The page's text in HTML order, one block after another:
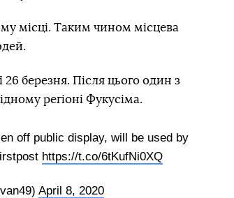
місці. Таким чином місцева
26 березня. Після цього один з
регіоні Фукусіма.
off public display, will be used by
https://t.co/6tKufNi0XQ
April 8, 2020